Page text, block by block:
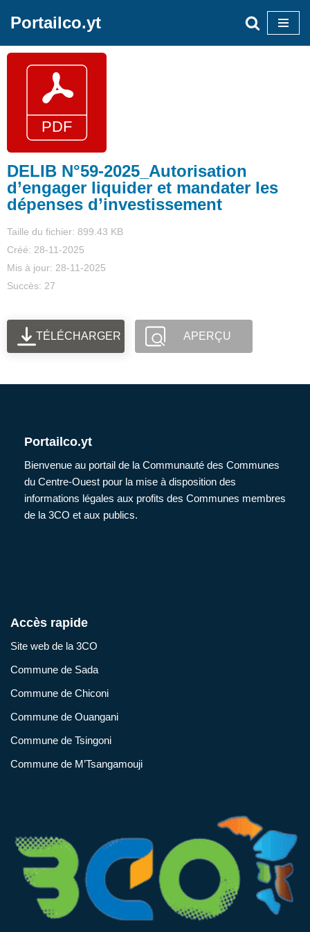
au
contenu
Portailco.yt
DELIB N°59-2025_Autorisation
d’engager liquider et mandater les
dépenses d’investissement
Taille du fichier: 899.43 KB
Créé: 28-11-2025
Mis à jour: 28-11-2025
Succès: 27
TÉLÉCHARGER APERÇU
Portailco.yt
Bienvenue au portail de la Communauté des Communes
du Centre-Ouest pour la mise à disposition des
informations légales aux profits des Communes membres
de la 3CO et aux publics.
Accès rapide
Site web de la 3CO
Commune de Sada
Commune de Chiconi
Commune de Ouangani
Commune de Tsingoni
Commune de M’Tsangamouji